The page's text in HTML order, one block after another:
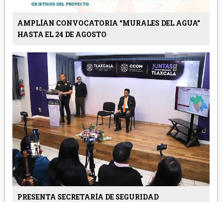
AMPLÍAN CONVOCATORIA “MURALES DEL AGUA”
HASTA EL 24 DE AGOSTO
PRESENTA SECRETARÍA DE SEGURIDAD